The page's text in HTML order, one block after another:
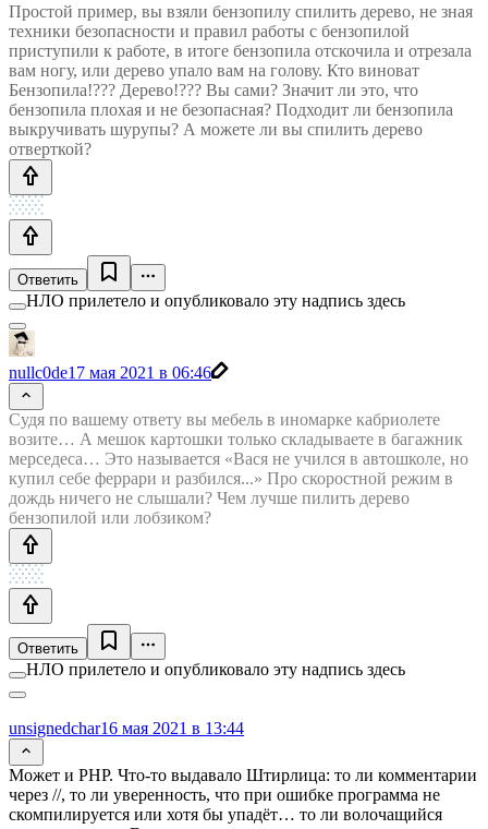
Простой пример, вы взяли бензопилу спилить дерево, не зная
техники безопасности и правил работы с бензопилой
приступили к работе, в итоге бензопила отскочила и отрезала
вам ногу, или дерево упало вам на голову. Кто виноват
Бензопила!??? Дерево!??? Вы сами? Значит ли это, что
бензопила плохая и не безопасная? Подходит ли бензопила
выкручивать шурупы? А можете ли вы спилить дерево
отверткой?
Ответить
НЛО прилетело и опубликовало эту надпись здесь
nullc0de17 мая 2021 в 06:46
Судя по вашему ответу вы мебель в иномарке кабриолете
возите… А мешок картошки только складываете в багажник
мерседеса… Это называется «Вася не учился в автошколе, но
купил себе феррари и разбился...» Про скоростной режим в
дождь ничего не слышали? Чем лучше пилить дерево
бензопилой или лобзиком?
Ответить
НЛО прилетело и опубликовало эту надпись здесь
unsignedchar16 мая 2021 в 13:44
Может и PHP. Что-то выдавало Штирлица: то ли комментарии
через //, то ли уверенность, что при ошибке программа не
скомпилируется или хотя бы упадёт… то ли волочащийся